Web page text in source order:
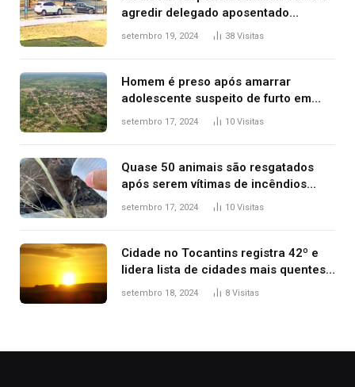
agredir delegado aposentado
durante confusão no trânsito
setembro 19, 2024 38 Visitas
Homem é preso após amarrar
adolescente suspeito de furto em
estaca de cerca e agredi-lo
setembro 17, 2024 10 Visitas
Quase 50 animais são resgatados
após serem vítimas de incêndios
florestais no Tocantins
setembro 17, 2024 10 Visitas
Cidade no Tocantins registra 42º e
lidera lista de cidades mais quentes
do país, diz Inmet
setembro 18, 2024 8 Visitas